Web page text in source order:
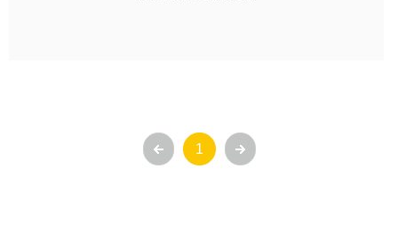
1